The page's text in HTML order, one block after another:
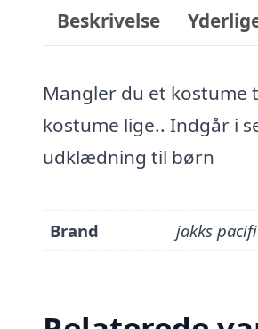
Beskrivelse
Mangler du et kostume
kostume lige.. Indgår i
udklædning til børn
Brand jakks